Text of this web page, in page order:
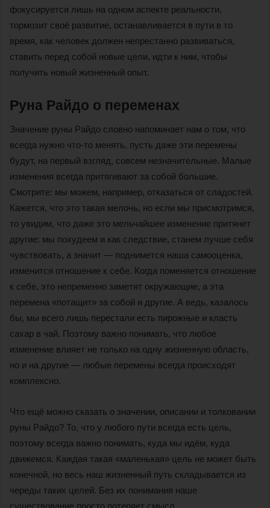
фокусируется лишь на одном аспекте реальности,
тормозит своё развитие, останавливается в пути в то
время, как человек должен непрестанно развиваться,
ставить перед собой новые цели, идти к ним, чтобы
получить новый жизненный опыт.
Руна Райдо о переменах
Значение руны Райдо словно напоминает нам о том, что
всегда нужно что-то менять, пусть даже эти перемены
будут, на первый взгляд, совсем незначительные. Малые
изменения всегда притягивают за собой большие.
Смотрите: мы можем, например, отказаться от сладостей.
Кажется, что это такая мелочь, но если мы присмотримся,
то увидим, что даже это мельчайшее изменение притянет
другие: мы похудеем и как следствие, станем лучше себя
чувствовать, а значит — поднимется наша самооценка,
изменится отношение к себе. Когда поменяется отношение
к себе, это непременно заметят окружающие, а эта
перемена «потащит» за собой и другие. А ведь, казалось
бы, мы всего лишь перестали есть пирожные и класть
сахар в чай. Поэтому важно понимать, что любое
изменение влияет не только на одну жизненную область,
но и на другие — любые перемены всегда происходят
комплексно.
Что ещё можно сказать о значении, описании и толковании
руны Райдо? То, что у любого пути всегда есть цель,
поэтому всегда важно понимать, куда мы идём, куда
движемся. Каждая такая «маленькая» цель не может быть
конечной, но весь наш жизненный путь складывается из
череды таких целей. Без их понимания наше
существование просто потеряет смысл.